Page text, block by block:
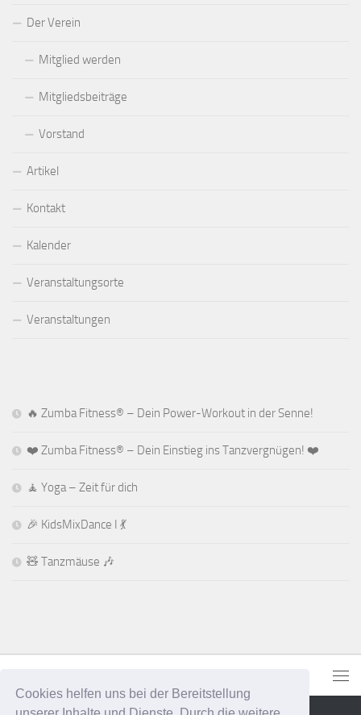
Cookies helfen uns bei der Bereitstellung
Der Verein
Mitglied werden
Mitgliedsbeiträge
Vorstand
Artikel
Kontakt
Kalender
Veranstaltungsorte
Veranstaltungen
🔥 Zumba Fitness® – Dein Power-Workout in der Senne!
❤️ Zumba Fitness® – Dein Einstieg ins Tanzvergnügen! ❤️
🧘 Yoga – Zeit für dich
🎉 KidsMixDance I 💃
🧸 Tanzmäuse 🎶